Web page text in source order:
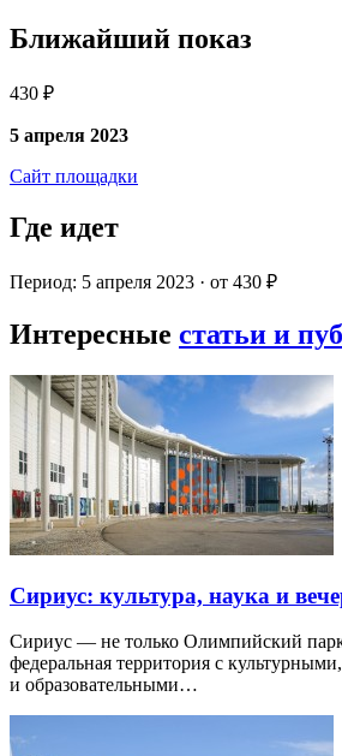
Ближайший показ
430 ₽
5 апреля 2023
Сайт площадки
Где идет
Период: 5 апреля 2023 · от 430 ₽
Интересные статьи и
Сириус: культура, наука и
Сириус — не только Олимпийский
федеральная территория с
и образовательными…